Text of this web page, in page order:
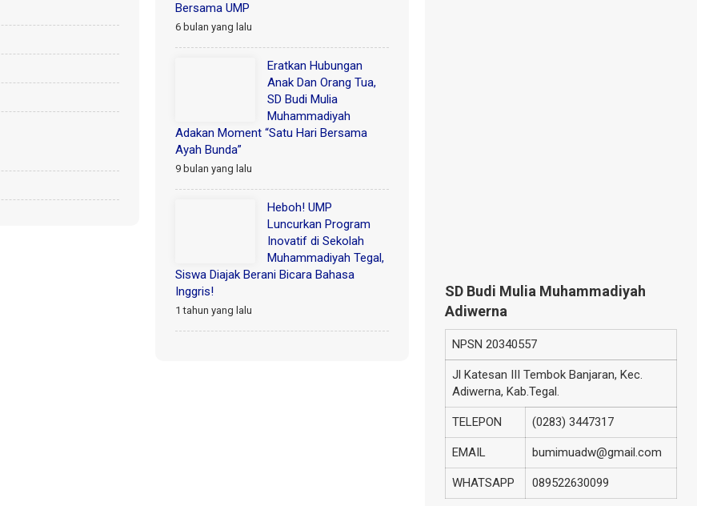
Bersama UMP
6 bulan yang lalu
Eratkan Hubungan
Anak Dan Orang Tua,
SD Budi Mulia
Muhammadiyah
Adakan Moment “Satu Hari Bersama
Ayah Bunda”
9 bulan yang lalu
Heboh! UMP
Luncurkan Program
Inovatif di Sekolah
Muhammadiyah Tegal,
Siswa Diajak Berani Bicara Bahasa
Inggris!
1 tahun yang lalu
SD Budi Mulia Muhammadiyah
Adiwerna
NPSN 20340557
Jl Katesan III Tembok Banjaran, Kec.
Adiwerna, Kab.Tegal.
TELEPON (0283) 3447317
EMAIL bumimuadw@gmail.com
WHATSAPP 089522630099